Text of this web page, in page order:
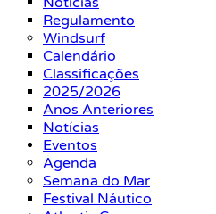
Regulamento
Windsurf
Calendário
Classificações
2025/2026
Anos Anteriores
Notícias
Eventos
Agenda
Semana do Mar
Festival Náutico